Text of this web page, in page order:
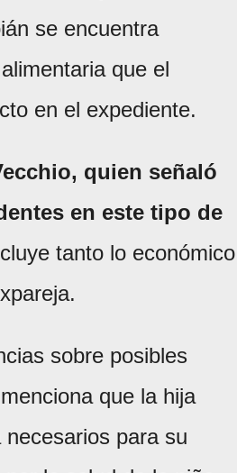
se encuentra
que el
en el expediente.
quien señaló
en este tipo de
tanto lo económico
sobre posibles
que la hija
para su